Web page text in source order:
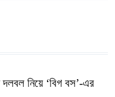
দলবল নিয়ে ‘বিগ বস’-এর